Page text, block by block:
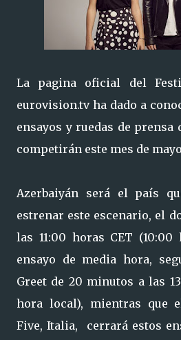
La pagina oficial del
eurovision.tv ha dado a
ensayos y ruedas de prensa
competirán este mes de
Azerbaiyán será el país
estrenar este escenario, el
las 11:00 horas CET
ensayo de media hora,
Greet de 20 minutos a las
hora local), mientras que
Five, Italia, cerrará estos